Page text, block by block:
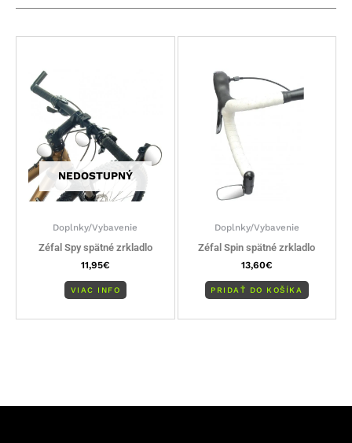
NEDOSTUPNÝ
Doplnky/Vybavenie
Zéfal Spy spätné zrkladlo
11,95€
VIAC INFO
Doplnky/Vybavenie
Zéfal Spin spätné zrkladlo
13,60€
PRIDAŤ DO KOŠÍKA